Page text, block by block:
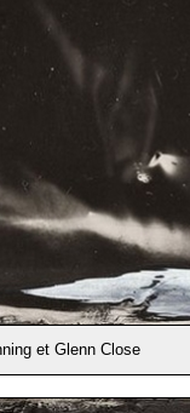
et Glenn Close